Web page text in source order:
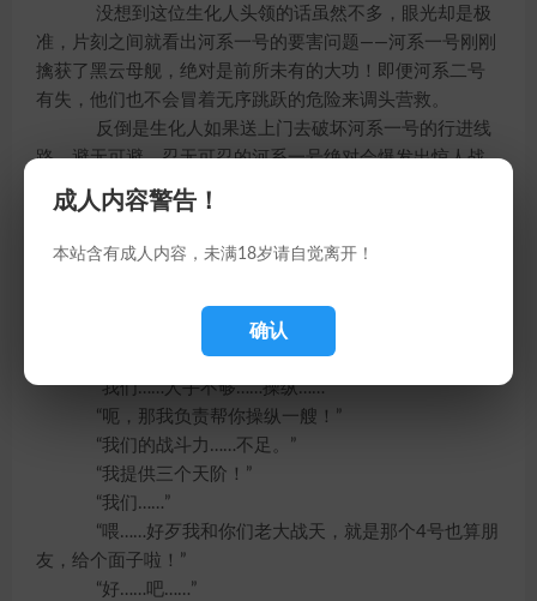
成人内容警告！
本站含有成人内容，未满18岁请自觉离开！
确认
没想到这位生化人头领的话虽然不多，眼光却是极
准，片刻之间就看出河系一号的要害问题——河系一号刚刚
擒获了黑云母舰，绝对是前所未有的大功！即便河系二号
有失，他们也不会冒着无序跳跃的危险来调头营救。
反倒是生化人如果送上门去破坏河系一号的行进线
路，避无可避、忍无可忍的河系一号绝对会爆发出惊人战
斗力，甚至全歼两艘生化人飞船也差不多。
所以生化人头领并不打算冒险。
可惜白晓飞此刻需要的，就是让河系二号去进攻河
“如果我替你搞定那艘河系级飞船的动力炉，你们敢
不敢过去接受那艘船？”
“我们……人手不够……操纵……”
“呃，那我负责帮你操纵一艘！”
“我们的战斗力……不足。”
“我提供三个天阶！”
“我们……”
“喂……好歹我和你们老大战天，就是那个4号也算朋
友，给个面子啦！”
“好……吧……”